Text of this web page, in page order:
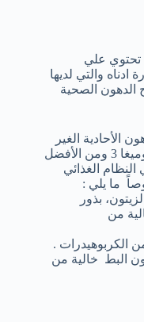
تحتوي علي
والتي لديها
الدهون الصحية
الأحادية الغير
مشبعة، خصوصاً الأحماض الدهنية أوميغا 3 ومن الأفضل
الغذائي
ما يلي :
بذور
من
الكربوهيدرات .
البط خالية من